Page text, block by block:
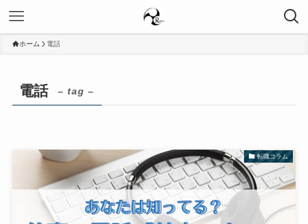
ホーム 電話
電話 – tag –
転職コラム